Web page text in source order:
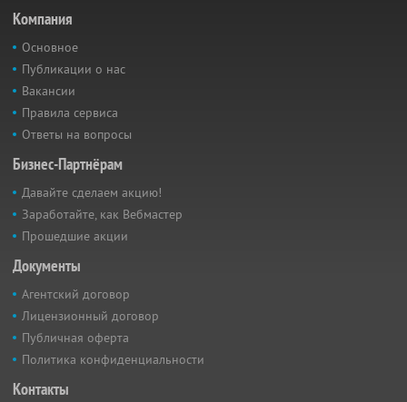
Компания
Основное
Публикации о нас
Вакансии
Правила сервиса
Ответы на вопросы
Бизнес-Партнёрам
Давайте сделаем акцию!
Заработайте, как Вебмастер
Прошедшие акции
Документы
Агентский договор
Лицензионный договор
Публичная оферта
Политика конфиденциальности
Контакты